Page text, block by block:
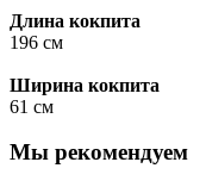
Длина кокпита
196 см
Ширина кокпита
61 см
Мы рекомендуем